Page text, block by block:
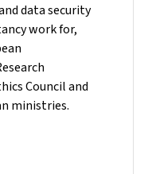
data security
work for,
Council and
ministries.